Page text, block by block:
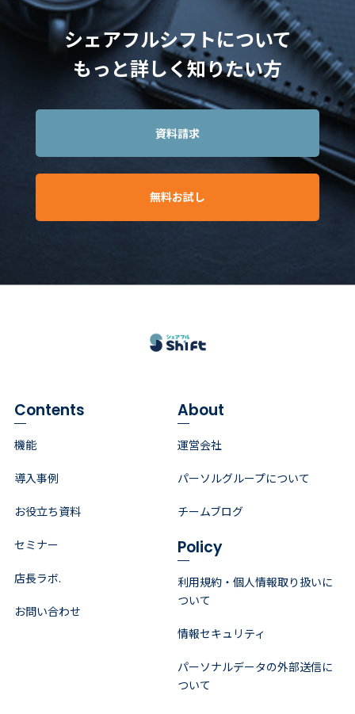
シェアフルシフトについて
もっと詳しく知りたい方
資料請求
無料お試し
Contents
機能
導入事例
お役立ち資料
セミナー
店長ラボ.
お問い合わせ
About
運営会社
パーソルグループについて
チームブログ
Policy
利用規約・個人情報取り扱いに
ついて
情報セキュリティ
パーソナルデータの外部送信に
ついて